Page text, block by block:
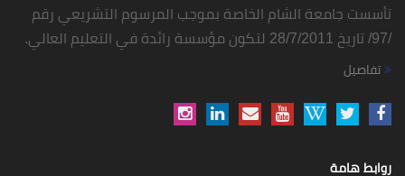
تأسست جامعة الشام الخاصة بموجب المرسوم التشريعي رقم
/97/ تاريخ 28/7/2011 لتكون مؤسسة رائدة في التعليم العالي.
تفاصيل
روابط هامة